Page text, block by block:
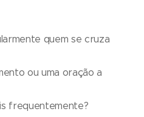
quem se cruza
ou uma oração a
frequentemente?